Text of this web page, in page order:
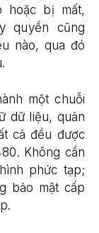
hoặc bị mất,
quyền cũng
nào, qua đó
một chuỗi
dữ liệu, quản
cả đều được
Không cần
phức tạp;
bảo mật cấp